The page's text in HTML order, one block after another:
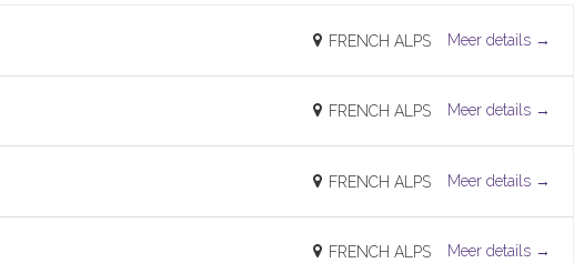
FRENCH ALPS Meer details
FRENCH ALPS Meer details
FRENCH ALPS Meer details
FRENCH ALPS Meer details